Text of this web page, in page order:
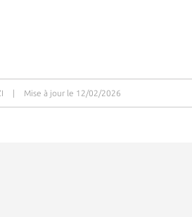
| Mise à jour le 12/02/2026